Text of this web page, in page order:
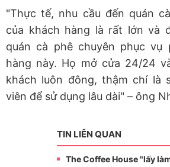
"Thực tế, nhu cầu đến quán
của khách hàng là rất lớn và
quán cà phê chuyên phục vụ
hàng này. Họ mở cửa 24/24
khách luôn đông, thậm chí là
viên để sử dụng lâu dài" – ông
TIN LIÊN QUAN
The Coffee House "lấy